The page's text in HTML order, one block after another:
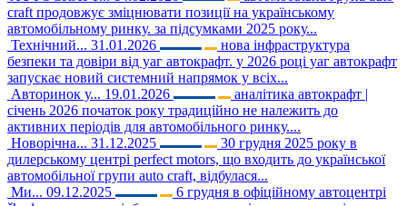
craft продовжує зміцнювати позиції на українському
автомобільному ринку. за підсумками 2025 року...
Технічний... 31.01.2026
нова інфраструктура
безпеки та довіри від уаг автокрафт. у 2026 році уаг автокрафт
запускає новий системний напрямок у всіх...
Авторинок у... 19.01.2026
аналітика автокрафт |
січень 2026 початок року традиційно не належить до
активних періодів для автомобільного ринку....
Новорічна... 31.12.2025
30 грудня 2025 року в
дилерському центрі perfect motors, що входить до української
автомобільної групи auto craft, відбулася...
Ми... 09.12.2025
6 грудня в офіційному автоцентрі